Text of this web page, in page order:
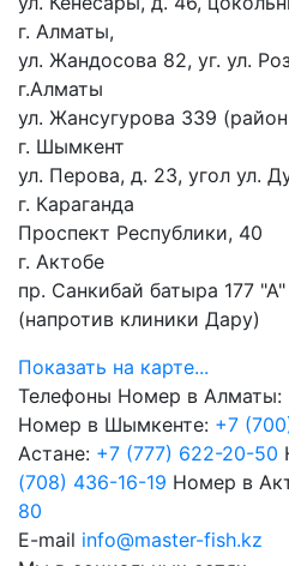
г. Алматы,
ул. Жандосова 82, уг. ул.
г.Алматы
ул. Жансугурова 339
г. Шымкент
ул. Перова, д. 23, угол ул.
г. Караганда
Проспект Республики, 40
г. Актобе
пр. Санкибай батыра 177 "А"
(напротив клиники Дару)
Показать на карте...
Телефоны Номер в Алматы:
Номер в Шымкенте: +7
Астане: +7 (777) 622-20-50
(708) 436-16-19 Номер в
80
E-mail info@master-fish.kz